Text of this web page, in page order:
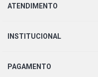
ATENDIMENTO
INSTITUCIONAL
PAGAMENTO